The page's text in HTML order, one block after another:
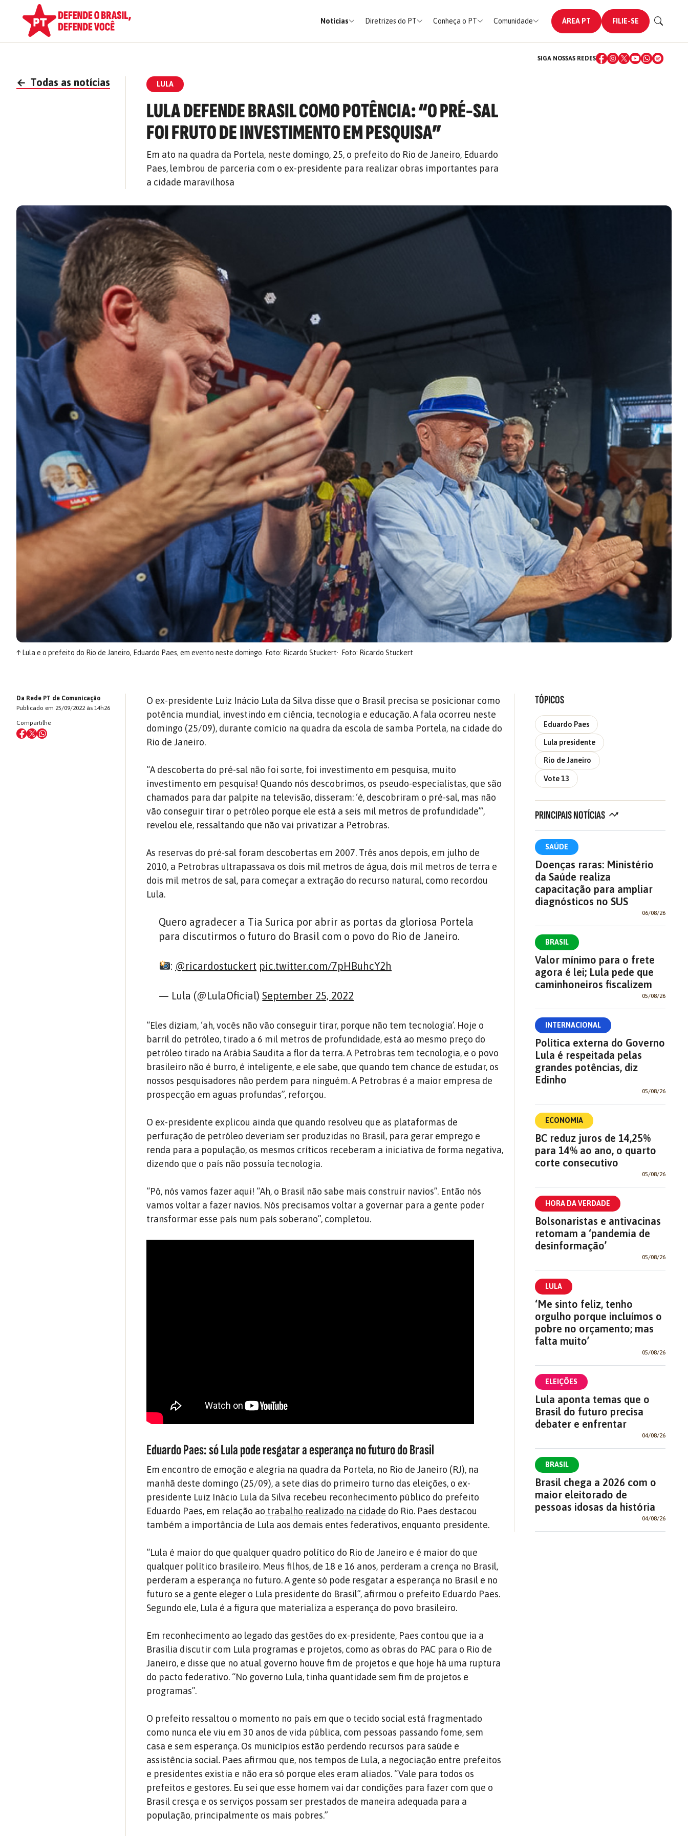
Notícias Diretrizes do PT Conheça o PT Comunidade ÁREA PT FILIE-SE
SIGA NOSSAS REDES
← Todas as notícias LULA
LULA DEFENDE BRASIL COMO POTÊNCIA: “O PRÉ-SAL
FOI FRUTO DE INVESTIMENTO EM PESQUISA”
Em ato na quadra da Portela, neste domingo, 25, o prefeito do Rio de Janeiro, Eduardo
Paes, lembrou de parceria com o ex-presidente para realizar obras importantes para
a cidade maravilhosa
↑Lula e o prefeito do Rio de Janeiro, Eduardo Paes, em evento neste domingo. Foto: Ricardo Stuckert Foto: Ricardo Stuckert
Da Rede PT de Comunicação
Publicado em 25/09/2022 às 14h26
Compartilhe
O ex-presidente Luiz Inácio Lula da Silva disse que o Brasil precisa se posicionar como
potência mundial, investindo em ciência, tecnologia e educação. A fala ocorreu neste
domingo (25/09), durante comício na quadra da escola de samba Portela, na cidade do
Rio de Janeiro.
“A descoberta do pré-sal não foi sorte, foi investimento em pesquisa, muito
investimento em pesquisa! Quando nós descobrimos, os pseudo-especialistas, que são
chamados para dar palpite na televisão, disseram: ‘é, descobriram o pré-sal, mas não
vão conseguir tirar o petróleo porque ele está a seis mil metros de profundidade’”,
revelou ele, ressaltando que não vai privatizar a Petrobras.
As reservas do pré-sal foram descobertas em 2007. Três anos depois, em julho de
2010, a Petrobras ultrapassava os dois mil metros de água, dois mil metros de terra e
dois mil metros de sal, para começar a extração do recurso natural, como recordou
Lula.
Quero agradecer a Tia Surica por abrir as portas da gloriosa Portela
para discutirmos o futuro do Brasil com o povo do Rio de Janeiro.
: @ricardostuckert pic.twitter.com/7pHBuhcY2h
— Lula (@LulaOficial)September 25, 2022
“Eles diziam, ‘ah, vocês não vão conseguir tirar, porque não tem tecnologia’. Hoje o
barril do petróleo, tirado a 6 mil metros de profundidade, está ao mesmo preço do
petróleo tirado na Arábia Saudita a flor da terra. A Petrobras tem tecnologia, e o povo
brasileiro não é burro, é inteligente, e ele sabe, que quando tem chance de estudar, os
nossos pesquisadores não perdem para ninguém. A Petrobras é a maior empresa de
prospecção em aguas profundas”, reforçou.
O ex-presidente explicou ainda que quando resolveu que as plataformas de
perfuração de petróleo deveriam ser produzidas no Brasil, para gerar emprego e
renda para a população, os mesmos críticos receberam a iniciativa de forma negativa,
dizendo que o país não possuía tecnologia.
“Pô, nós vamos fazer aqui! “Ah, o Brasil não sabe mais construir navios”. Então nós
vamos voltar a fazer navios. Nós precisamos voltar a governar para a gente poder
transformar esse país num país soberano”, completou.
Eduardo Paes: só Lula pode resgatar a esperança no futuro do Brasil
Em encontro de emoção e alegria na quadra da Portela, no Rio de Janeiro (RJ), na
manhã deste domingo (25/09), a sete dias do primeiro turno das eleições, o ex-
presidente Luiz Inácio Lula da Silva recebeu reconhecimento público do prefeito
Eduardo Paes, em relação ao trabalho realizado na cidade do Rio. Paes destacou
também a importância de Lula aos demais entes federativos, enquanto presidente.
“Lula é maior do que qualquer quadro político do Rio de Janeiro e é maior do que
qualquer político brasileiro. Meus filhos, de 18 e 16 anos, perderam a crença no Brasil,
perderam a esperança no futuro. A gente só pode resgatar a esperança no Brasil e no
futuro se a gente eleger o Lula presidente do Brasil”, afirmou o prefeito Eduardo Paes.
Segundo ele, Lula é a figura que materializa a esperança do povo brasileiro.
Em reconhecimento ao legado das gestões do ex-presidente, Paes contou que ia a
Brasília discutir com Lula programas e projetos, como as obras do PAC para o Rio de
Janeiro, e disse que no atual governo houve fim de projetos e que hoje há uma ruptura
do pacto federativo. “No governo Lula, tinha quantidade sem fim de projetos e
programas”.
O prefeito ressaltou o momento no país em que o tecido social está fragmentado
como nunca ele viu em 30 anos de vida pública, com pessoas passando fome, sem
casa e sem esperança. Os municípios estão perdendo recursos para saúde e
assistência social. Paes afirmou que, nos tempos de Lula, a negociação entre prefeitos
e presidentes existia e não era só porque eles eram aliados. “Vale para todos os
prefeitos e gestores. Eu sei que esse homem vai dar condições para fazer com que o
Brasil cresça e os serviços possam ser prestados de maneira adequada para a
população, principalmente os mais pobres.”
TÓPICOS
Eduardo Paes
Lula presidente
Rio de Janeiro
Vote 13
PRINCIPAIS NOTÍCIAS
SAÚDE
Doenças raras: Ministério
da Saúde realiza
capacitação para ampliar
diagnósticos no SUS
06/08/26
BRASIL
Valor mínimo para o frete
agora é lei; Lula pede que
caminhoneiros fiscalizem
05/08/26
INTERNACIONAL
Política externa do Governo
Lula é respeitada pelas
grandes potências, diz
Edinho
05/08/26
ECONOMIA
BC reduz juros de 14,25%
para 14% ao ano, o quarto
corte consecutivo
05/08/26
HORA DA VERDADE
Bolsonaristas e antivacinas
retomam a ‘pandemia de
desinformação’
05/08/26
LULA
‘Me sinto feliz, tenho
orgulho porque incluímos o
pobre no orçamento; mas
falta muito’
05/08/26
ELEIÇÕES
Lula aponta temas que o
Brasil do futuro precisa
debater e enfrentar
04/08/26
BRASIL
Brasil chega a 2026 com o
maior eleitorado de
pessoas idosas da história
04/08/26